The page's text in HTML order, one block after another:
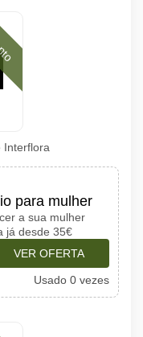
Interflora
para mulher
a sua mulher
já desde 35€
VER OFERTA
Usado 0 vezes